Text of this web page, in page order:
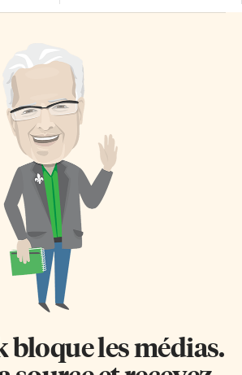
un
la
sur
pour
l’égalité
Andrea Horwath ont signé
officiellement l’entente de
transfert. Dans le cadre de cette
transaction, qui a pris des
années à se concrétiser, les
conseils scolaires et la ville ont
échangé le terrain de la rue
Broughton pour celui du
chemin Garner Est. La ville
prévoit aménager un parc sur le
terrain […]
bloque les médias.